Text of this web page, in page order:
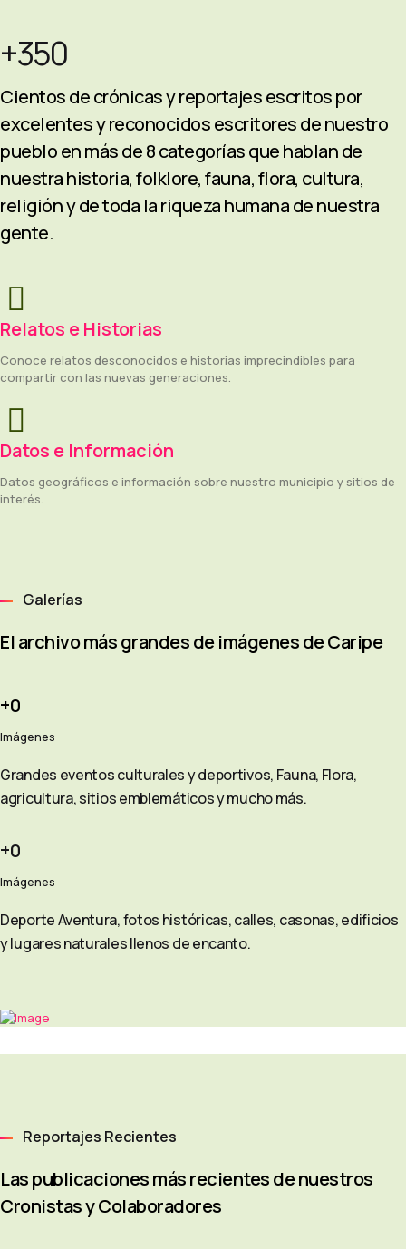
+350
Cientos de crónicas y reportajes escritos por
excelentes y reconocidos escritores de nuestro
pueblo en más de 8 categorías que hablan de
nuestra historia, folklore, fauna, flora, cultura,
religión y de toda la riqueza humana de nuestra
gente.
Relatos e Historias
Conoce relatos desconocidos e historias imprecindibles para
compartir con las nuevas generaciones.
Datos e Información
Datos geográficos e información sobre nuestro municipio y sitios de
interés.
Galerías
El archivo más grandes de imágenes de Caripe
0
Imágenes
Grandes eventos culturales y deportivos, Fauna, Flora,
agricultura, sitios emblemáticos y mucho más.
0
Imágenes
Deporte Aventura, fotos históricas, calles, casonas, edificios
y lugares naturales llenos de encanto.
Reportajes Recientes
Las publicaciones más recientes de nuestros
Cronistas y Colaboradores